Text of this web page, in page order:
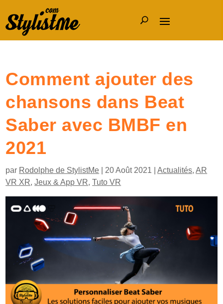
Comment ajouter des
chansons dans Beat
Saber avec BMBF en
2021
par Rodolphe de StylistMe 20 Août 2021 |Actualités,AR
VR XR,Jeux & App VR,Tuto VR